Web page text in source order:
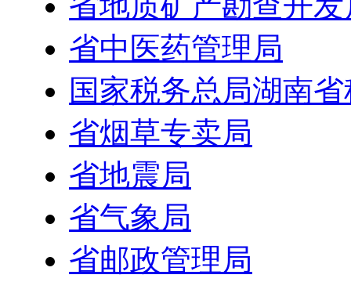
省中医药管理局
国家税务总局湖南
省烟草专卖局
省地震局
省气象局
省邮政管理局